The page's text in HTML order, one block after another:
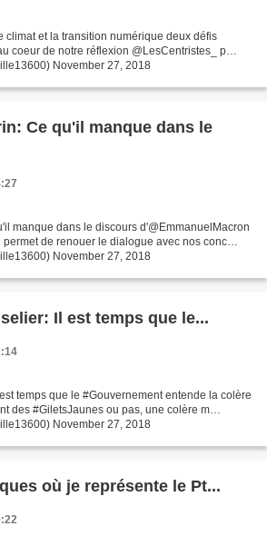
climat et la transition numérique deux défis
coeur de notre réflexion @LesCentristes_ p…
November 27, 2018
Ce qu'il manque dans le
manque dans le discours d'@EmmanuelMacron
permet de renouer le dialogue avec nos conc…
November 27, 2018
Il est temps que le...
temps que le #Gouvernement entende la colère
des #GiletsJaunes ou pas, une colère m…
November 27, 2018
où je représente le Pt...